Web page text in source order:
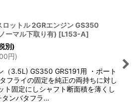
絞り込む
ロットル 2GRエンジン GS350
ーマル下取り有) [L153-A]
別)
円)
（3.5L) GS350 GRS191用 ・ポート
フライの固定を純正の両持ちに対し
ト固定にしシャフト断面積を薄くし
タンバタフラ…